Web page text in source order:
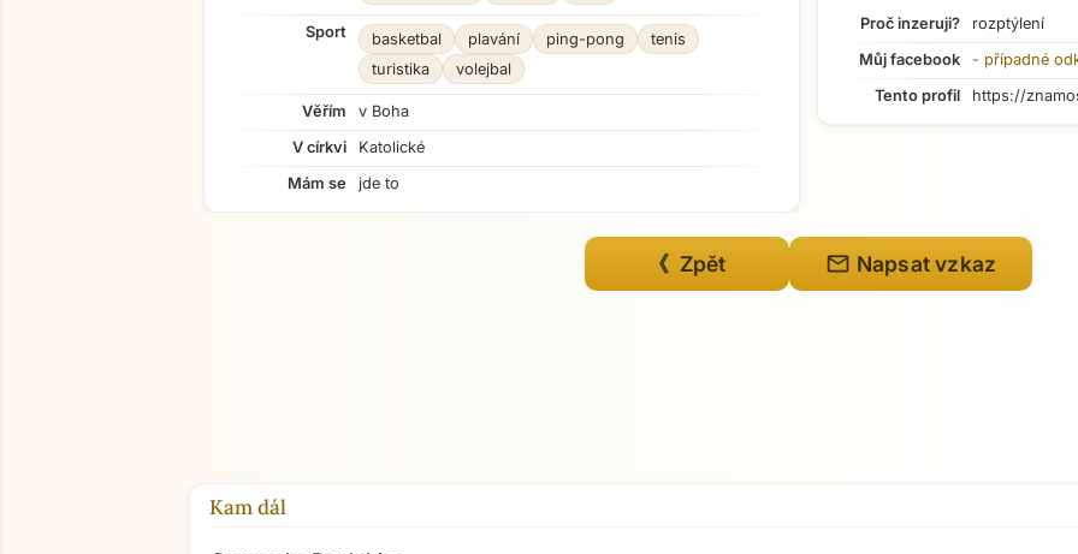
Sport basketbal plavání ping-pong
tenis
turistika
volejbal
Věřím
v Boha
V církvi
Katolické
Mám se
jde to
Proč inzeruji?
rozptýlení
Můj facebook
- případné
Tento profil
https://
《 Zpět mail Napsat vzkaz
Kam dál